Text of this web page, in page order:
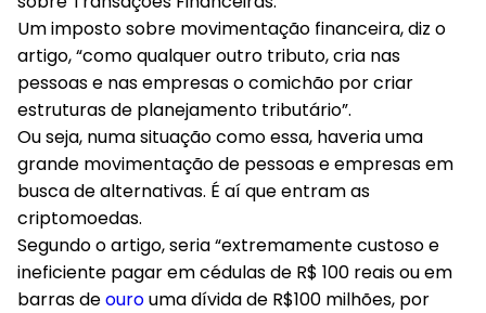
Um imposto sobre movimentação financeira, diz o
artigo, “como qualquer outro tributo, cria nas
pessoas e nas empresas o comichão por criar
estruturas de planejamento tributário”.
Ou seja, numa situação como essa, haveria uma
grande movimentação de pessoas e empresas em
busca de alternativas. É aí que entram as
criptomoedas.
Segundo o artigo, seria “extremamente custoso e
ineficiente pagar em cédulas de R$ 100 reais ou em
barras deourouma dívida de R$100 milhões, por